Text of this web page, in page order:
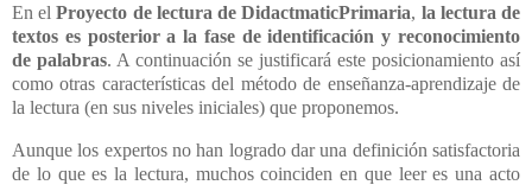
En elProyecto de lectura de DidactmaticPrimaria, la lectura de
textos es posterior a la fase de identificación y reconocimiento
de palabras. A continuación se justificará este posicionamiento así
como otras características del método de enseñanza-aprendizaje de
la lectura (en sus niveles iniciales) que proponemos.
Aunque los expertos no han logrado dar una definición satisfactoria
de lo que es la lectura, muchos coinciden en que leer es una acto